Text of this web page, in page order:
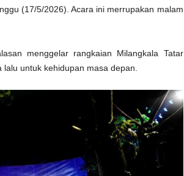
(17/5/2026). Acara ini merrupakan malam
menggelar rangkaian Milangkala Tatar
untuk kehidupan masa depan.